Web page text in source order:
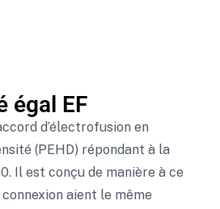
égal EF
d’électrofusion en
(PEHD) répondant à la
Il est conçu de manière à ce
aient le même